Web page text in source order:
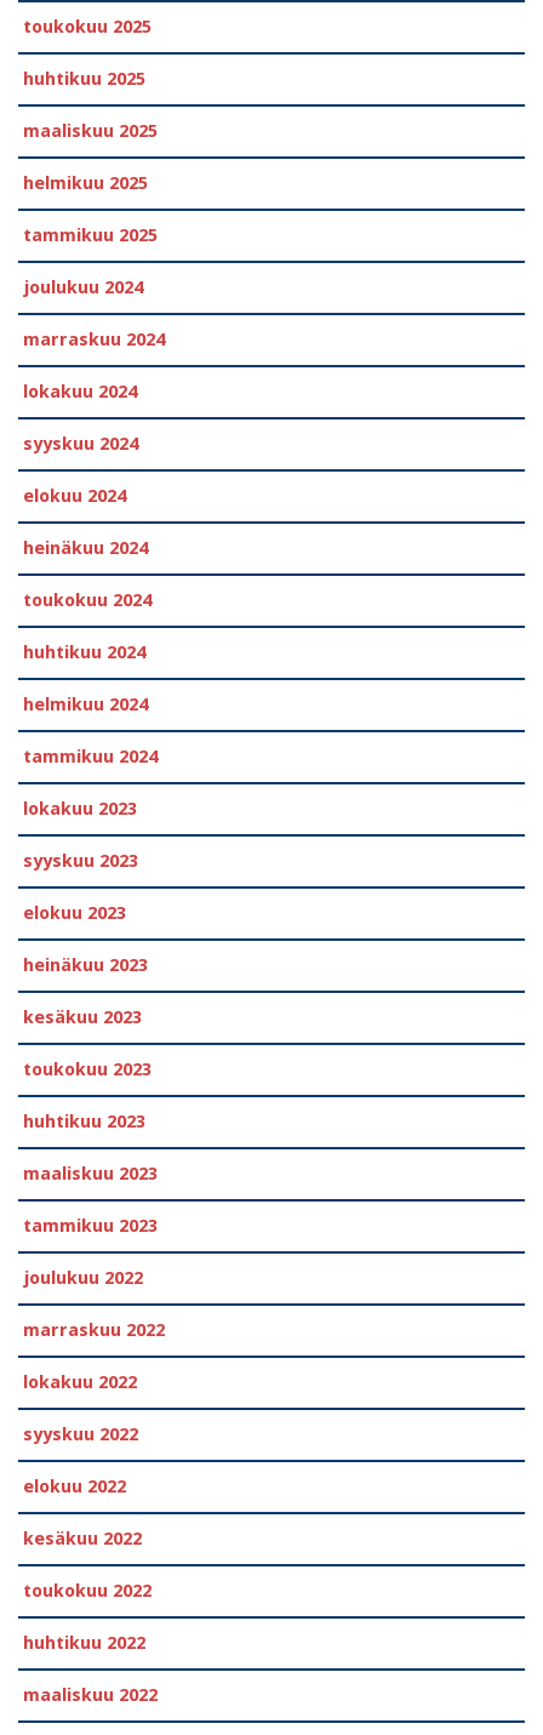
toukokuu 2025
huhtikuu 2025
maaliskuu 2025
helmikuu 2025
tammikuu 2025
joulukuu 2024
marraskuu 2024
lokakuu 2024
syyskuu 2024
elokuu 2024
heinäkuu 2024
toukokuu 2024
huhtikuu 2024
helmikuu 2024
tammikuu 2024
lokakuu 2023
syyskuu 2023
elokuu 2023
heinäkuu 2023
kesäkuu 2023
toukokuu 2023
huhtikuu 2023
maaliskuu 2023
tammikuu 2023
joulukuu 2022
marraskuu 2022
lokakuu 2022
syyskuu 2022
elokuu 2022
kesäkuu 2022
toukokuu 2022
huhtikuu 2022
maaliskuu 2022